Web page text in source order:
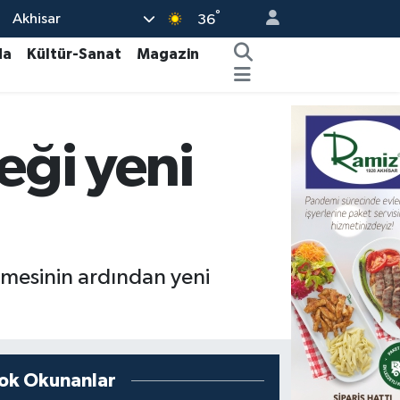
Akhisar 36°
Kültür-Sanat
Magazin
yeni
ardından yeni
Okunanlar